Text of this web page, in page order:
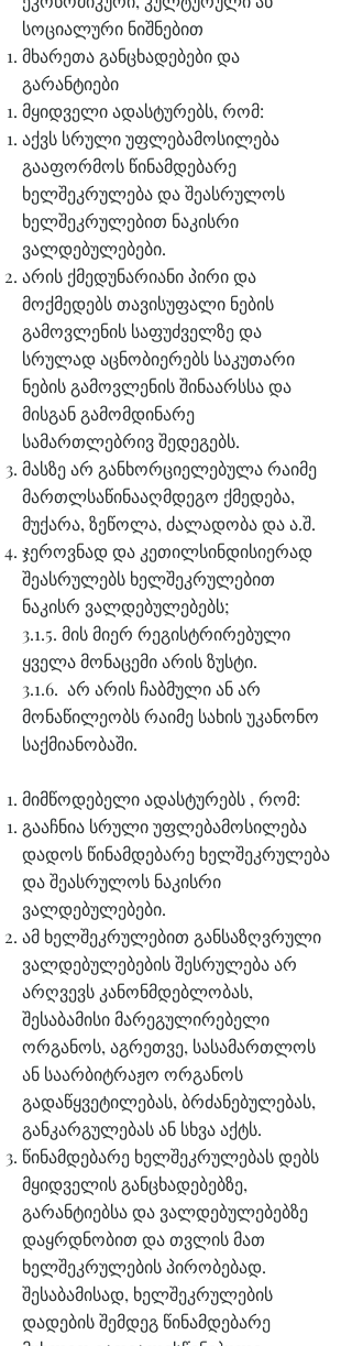
სოციალური ნიშნებით
მხარეთა განცხადებები და
გარანტიები
მყიდველი ადასტურებს, რომ:
აქვს სრული უფლებამოსილება
გააფორმოს წინამდებარე
ხელშეკრულება და შეასრულოს
ხელშეკრულებით ნაკისრი
ვალდებულებები.
არის ქმედუნარიანი პირი და
მოქმედებს თავისუფალი ნების
გამოვლენის საფუძველზე და
სრულად აცნობიერებს საკუთარი
ნების გამოვლენის შინაარსსა და
მისგან გამომდინარე
სამართლებრივ შედეგებს.
მასზე არ განხორციელებულა რაიმე
მართლსაწინააღმდეგო ქმედება,
მუქარა, ზეწოლა, ძალადობა და ა.შ.
ჯეროვნად და კეთილსინდისიერად
შეასრულებს ხელშეკრულებით
ნაკისრ ვალდებულებებს;
3.1.5. მის მიერ რეგისტრირებული
ყველა მონაცემი არის ზუსტი.
3.1.6. არ არის ჩაბმული ან არ
მონაწილეობს რაიმე სახის უკანონო
საქმიანობაში.
მიმწოდებელი ადასტურებს , რომ:
გააჩნია სრული უფლებამოსილება
დადოს წინამდებარე ხელშეკრულება
და შეასრულოს ნაკისრი
ვალდებულებები.
ამ ხელშეკრულებით განსაზღვრული
ვალდებულებების შესრულება არ
არღვევს კანონმდებლობას,
შესაბამისი მარეგულირებელი
ორგანოს, აგრეთვე, სასამართლოს
ან საარბიტრაჟო ორგანოს
გადაწყვეტილებას, ბრძანებულებას,
განკარგულებას ან სხვა აქტს.
წინამდებარე ხელშეკრულებას დებს
მყიდველის განცხადებებზე,
გარანტიებსა და ვალდებულებებზე
დაყრდნობით და თვლის მათ
ხელშეკრულების პირობებად.
შესაბამისად, ხელშეკრულების
დადების შემდეგ წინამდებარე